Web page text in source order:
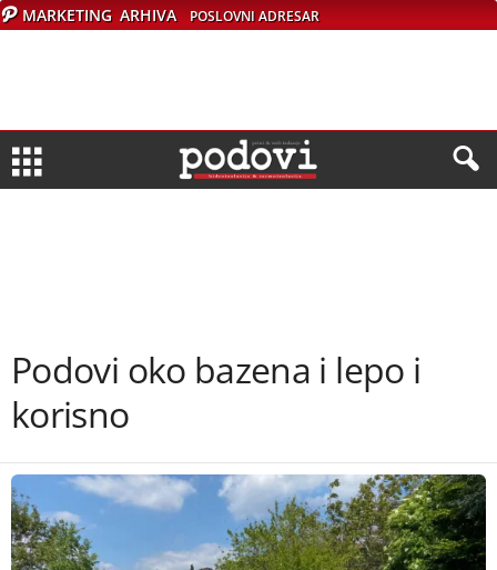
MARKETING ARHIVA POSLOVNI ADRESAR
Podovi oko bazena i lepo i
korisno